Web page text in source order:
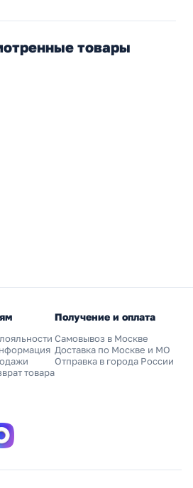
товары
товара
Получение и оплата
Самовывоз в Москве
Доставка по Москве и МО
Отправка в города России